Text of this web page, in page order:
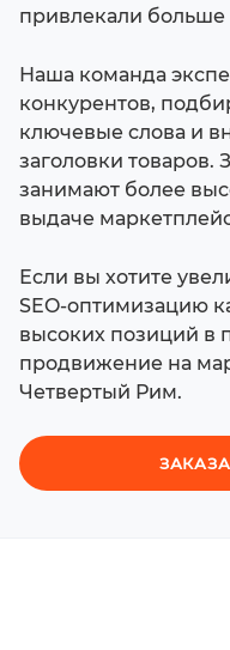
привлекали больше
Наша команда
конкурентов,
ключевые слова и
заголовки товаров.
занимают более
выдаче
Если вы хотите
SEO-оптимизацию
высоких позиций в
продвижение на
Четвертый Рим.